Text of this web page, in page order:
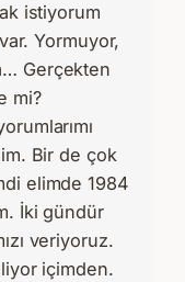
istiyorum
Yormuyor,
Gerçekten
mi?
Bir de çok
elimde 1984
İki gündür
veriyoruz.
içimden.